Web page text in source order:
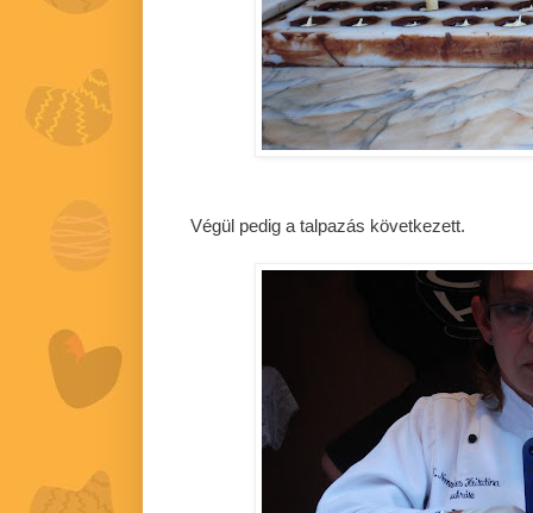
Végül pedig a talpazás következett.